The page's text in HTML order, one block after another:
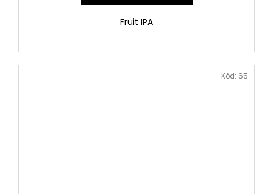
Fruit IPA
Kód: 65